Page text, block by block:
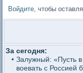
Войдите, чтобы
За сегодня:
Залужный: «Пусть
воевать с Россией